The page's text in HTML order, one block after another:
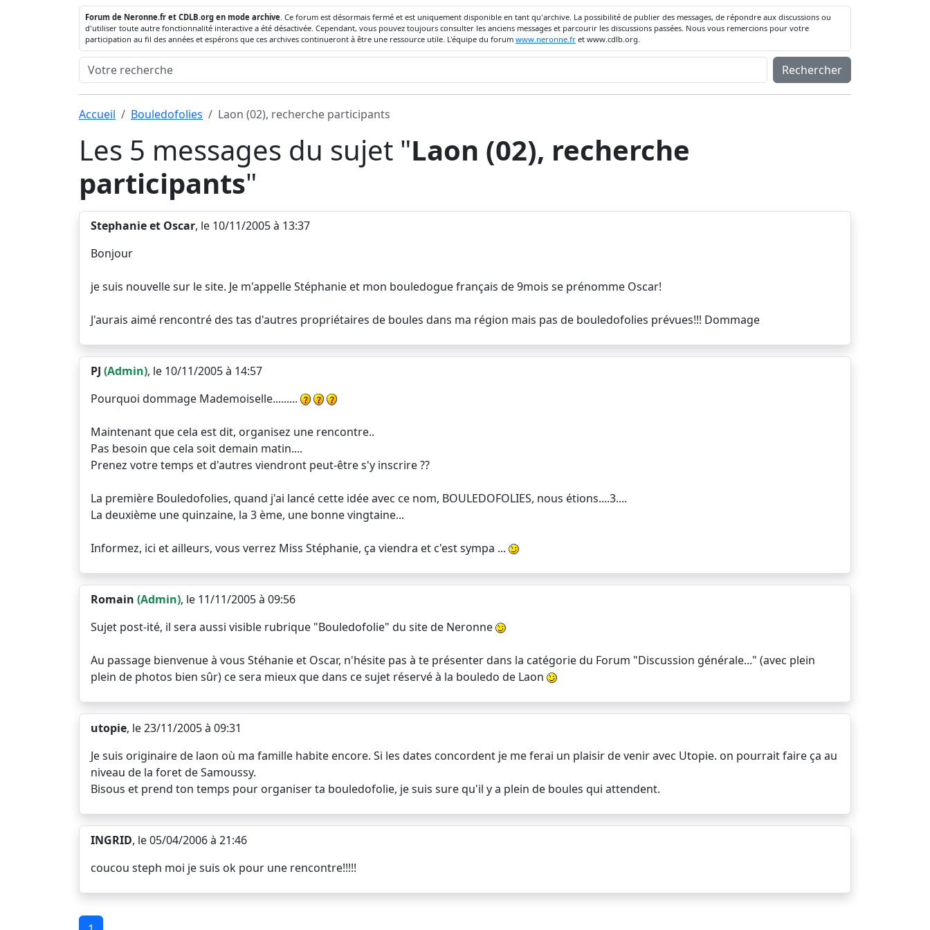
Forum de Neronne.fr et CDLB.org en mode archive. Ce forum est désormais fermé et est uniquement disponible en tant qu'archive. La possibilité de publier des messages, de répondre aux discussions ou
d'utiliser toute autre fonctionnalité interactive a été désactivée. Cependant, vous pouvez toujours consulter les anciens messages et parcourir les discussions passées. Nous vous remercions pour votre
participation au fil des années et espérons que ces archives continueront à être une ressource utile. L'équipe du forum www.neronne.fr et www.cdlb.org.
Rechercher
Accueil Bouledofolies Laon (02), recherche participants
Les 5 messages du sujet "Laon (02), recherche
participants"
Stephanie et Oscar, le 10/11/2005 à 13:37
Bonjour
je suis nouvelle sur le site. Je m'appelle Stéphanie et mon bouledogue français de 9mois se prénomme Oscar!
J'aurais aimé rencontré des tas d'autres propriétaires de boules dans ma région mais pas de bouledofolies prévues!!! Dommage
PJ (Admin), le 10/11/2005 à 14:57
Pourquoi dommage Mademoiselle.........
Maintenant que cela est dit, organisez une rencontre..
Pas besoin que cela soit demain matin....
Prenez votre temps et d'autres viendront peut-être s'y inscrire ??
La première Bouledofolies, quand j'ai lancé cette idée avec ce nom, BOULEDOFOLIES, nous étions....3....
La deuxième une quinzaine, la 3 ème, une bonne vingtaine...
Informez, ici et ailleurs, vous verrez Miss Stéphanie, ça viendra et c'est sympa ...
Romain (Admin), le 11/11/2005 à 09:56
Sujet post-ité, il sera aussi visible rubrique "Bouledofolie" du site de Neronne
Au passage bienvenue à vous Stéhanie et Oscar, n'hésite pas à te présenter dans la catégorie du Forum "Discussion générale..." (avec plein
plein de photos bien sûr) ce sera mieux que dans ce sujet réservé à la bouledo de Laon
utopie, le 23/11/2005 à 09:31
Je suis originaire de laon où ma famille habite encore. Si les dates concordent je me ferai un plaisir de venir avec Utopie. on pourrait faire ça au
niveau de la foret de Samoussy.
Bisous et prend ton temps pour organiser ta bouledofolie, je suis sure qu'il y a plein de boules qui attendent.
INGRID, le 05/04/2006 à 21:46
coucou steph moi je suis ok pour une rencontre!!!!!